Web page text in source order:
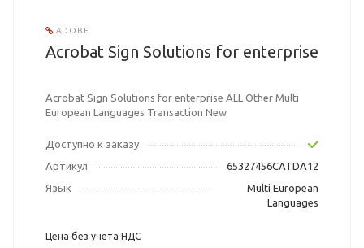
ADOBE
Acrobat Sign Solutions for enterprise
Acrobat Sign Solutions for enterprise ALL Other Multi
European Languages Transaction New
Доступно к заказу
Артикул
65327456CATDA12
Язык
Multi European
Languages
Цена без учета НДС